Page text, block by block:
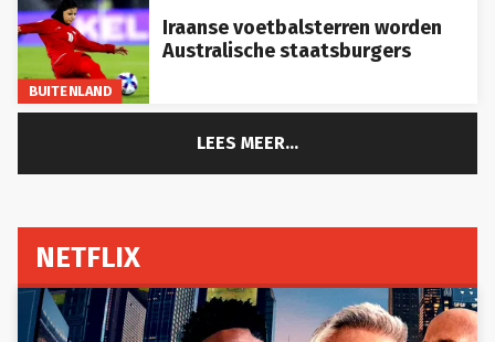
BUITENLAND
Iraanse voetbalsterren worden
Australische staatsburgers
LEES MEER...
NETFLIX